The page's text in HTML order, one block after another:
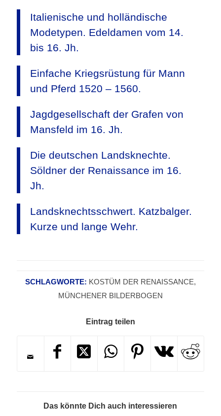
Italienische und holländische
Modetypen. Edeldamen vom 14.
bis 16. Jh.
Einfache Kriegsrüstung für Mann
und Pferd 1520 – 1560.
Jagdgesellschaft der Grafen von
Mansfeld im 16. Jh.
Die deutschen Landsknechte.
Söldner der Renaissance im 16.
Jh.
Landsknechtsschwert. Katzbalger.
Kurze und lange Wehr.
SCHLAGWORTE: KOSTÜM DER RENAISSANCE,
MÜNCHENER BILDERBOGEN
Eintrag teilen
Das könnte Dich auch interessieren